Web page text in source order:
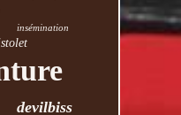
insémination
devilbiss